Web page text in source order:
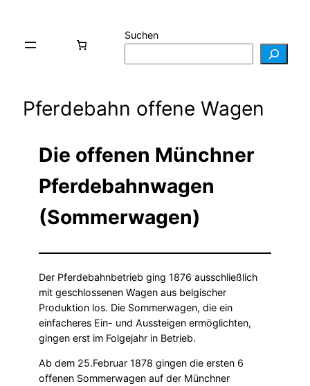
Suchen
Pferdebahn offene Wagen
Die offenen Münchner
Pferdebahnwagen
(Sommerwagen)
Der Pferdebahnbetrieb ging 1876 ausschließlich
mit geschlossenen Wagen aus belgischer
Produktion los. Die Sommerwagen, die ein
einfacheres Ein- und Aussteigen ermöglichten,
gingen erst im Folgejahr in Betrieb.
Ab dem 25.Februar 1878 gingen die ersten 6
offenen Sommerwagen auf der Münchner